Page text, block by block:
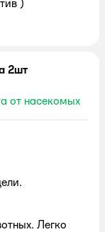
)
2шт
от насекомых
Легко